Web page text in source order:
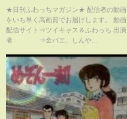
語る5月26日
★日刊ふわっちマガジン★ 配信者の動画
をいち早く高画質でお届けします。 動画
配信サイト⇒ツイキャス＆ふわっち 出演
者 ⇒金バエ、しんや...